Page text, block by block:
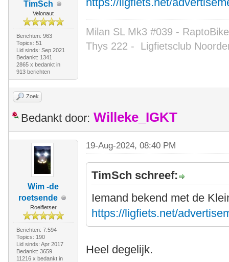
TimSch
Velonaut
Berichten: 963
Topics: 51
Lid sinds: Sep 2021
Bedankt: 1341
2865 x bedankt in
913 berichten
Milan SL Mk3 #039 -
Thys 222 - Ligfietsclub
Zoek
Bedankt door: Willeke_IGKT
Wim -de
roetsende
Roeifietser
Berichten: 7.594
Topics: 190
Lid sinds: Apr 2017
Bedankt: 3659
11216 x bedankt in
19-Aug-2024, 08:40 PM
TimSch schreef:
Iemand bekend met de
https://ligfiets.net/
Heel degelijk.